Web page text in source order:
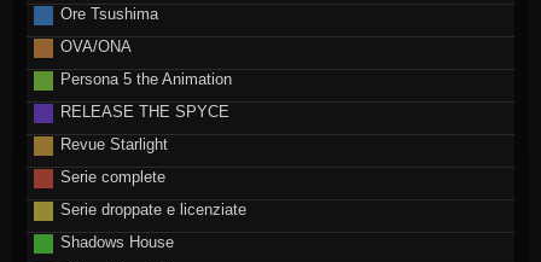
Ore Tsushima
OVA/ONA
Persona 5 the Animation
RELEASE THE SPYCE
Revue Starlight
Serie complete
Serie droppate e licenziate
Shadows House